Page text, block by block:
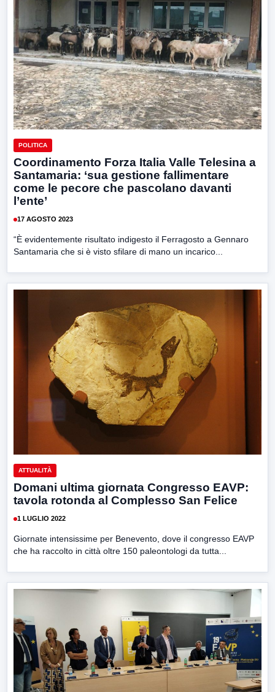
POLITICA
Coordinamento Forza Italia Valle Telesina a
Santamaria: ‘sua gestione fallimentare
come le pecore che pascolano davanti
l’ente’
17 AGOSTO 2023
“È evidentemente risultato indigesto il Ferragosto a Gennaro
Santamaria che si è visto sfilare di mano un incarico...
ATTUALITÀ
Domani ultima giornata Congresso EAVP:
tavola rotonda al Complesso San Felice
1 LUGLIO 2022
Giornate intensissime per Benevento, dove il congresso EAVP
che ha raccolto in città oltre 150 paleontologi da tutta...